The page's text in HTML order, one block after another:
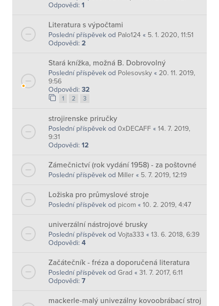
Odpovědi: 1
Literatura s výpočtami
Poslední příspěvek od Palo124 « 5. 1. 2020, 11:51
Odpovědi: 2
Stará knížka, možná B. Dobrovolný
Poslední příspěvek od Polesovsky « 20. 11. 2019,
9:56
Odpovědi: 32
1 2 3
strojirenske priručky
Poslední příspěvek od 0xDECAFF « 14. 7. 2019,
9:31
Odpovědi: 12
Zámečnictví (rok vydání 1958) - za poštovné
Poslední příspěvek od Miller « 5. 7. 2019, 12:19
Ložiska pro průmyslové stroje
Poslední příspěvek od picom « 10. 2. 2019, 4:47
univerzální nástrojové brusky
Poslední příspěvek od Vojta333 « 13. 6. 2018, 6:39
Odpovědi: 4
Začátečník - fréza a doporučená literatura
Poslední příspěvek od Grad « 31. 7. 2017, 6:11
Odpovědi: 7
mackerle-malý univezálny kovoobrábací stroj